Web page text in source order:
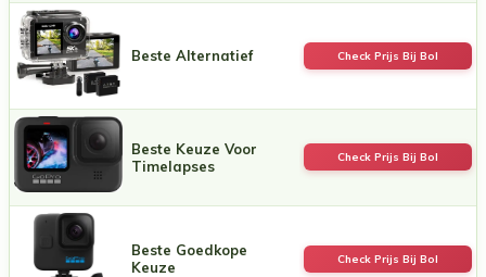
Beste Alternatief Check Prijs Bij Bol
Beste Keuze Voor
Timelapses
Check Prijs Bij Bol
Beste Goedkope
Keuze
Check Prijs Bij Bol